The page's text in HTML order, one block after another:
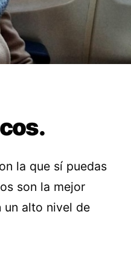
la que sí puedas
son la mejor
un alto nivel de